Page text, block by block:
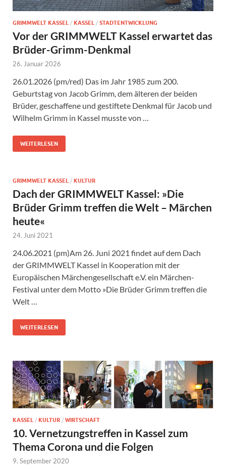
GRIMMWELT KASSEL / KASSEL / STADTENTWICKLUNG
Vor der GRIMMWELT Kassel erwartet das
Brüder-Grimm-Denkmal
26. Januar 2026
26.01.2026 (pm/red) Das im Jahr 1985 zum 200.
Geburtstag von Jacob Grimm, dem älteren der beiden
Brüder, geschaffene und gestiftete Denkmal für Jacob und
Wilhelm Grimm in Kassel musste von …
WEITERLESEN
GRIMMWELT KASSEL / KULTUR
Dach der GRIMMWELT Kassel: »Die
Brüder Grimm treffen die Welt – Märchen
heute«
24. Juni 2021
24.06.2021 (pm)Am 26. Juni 2021 findet auf dem Dach
der GRIMMWELT Kassel in Kooperation mit der
Europäischen Märchengesellschaft e.V. ein Märchen-
Festival unter dem Motto »Die Brüder Grimm treffen die
Welt …
WEITERLESEN
KASSEL / KULTUR / WIRTSCHAFT
10. Vernetzungstreffen in Kassel zum
Thema Corona und die Folgen
9. September 2020